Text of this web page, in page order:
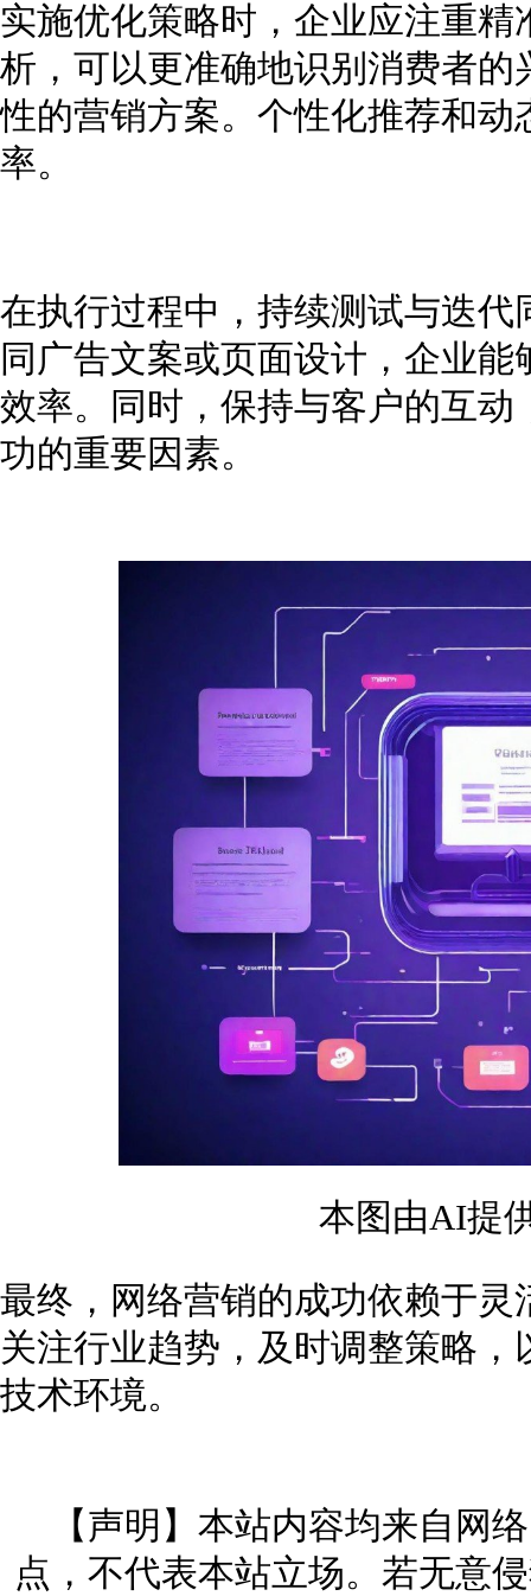
实施优化策略时，企业应注重
析，可以更准确地识别消费者
性的营销方案。个性化推荐和
率。
在执行过程中，持续测试与迭
同广告文案或页面设计，企业
效率。同时，保持与客户的互
功的重要因素。
本图由AI提
最终，网络营销的成功依赖于
关注行业趋势，及时调整策略
技术环境。
【声明】本站内容均来自网
点，不代表本站立场。若无意